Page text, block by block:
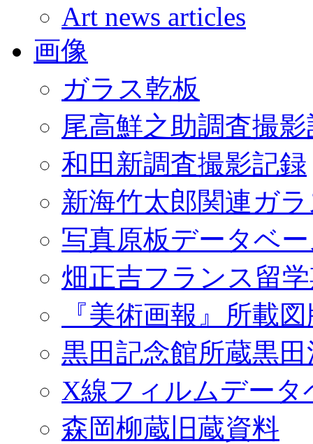
Art news articles
画像
ガラス乾板
尾高鮮之助調査撮
和田新調査撮影記録
新海竹太郎関連ガ
写真原板データベ
畑正吉フランス留
『美術画報』所載
黒田記念館所蔵黒
X線フィルムデータ
森岡柳蔵旧蔵資料